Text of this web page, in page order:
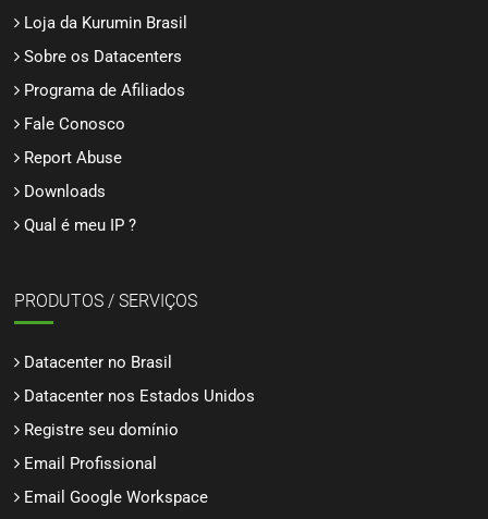
Loja da Kurumin Brasil
Sobre os Datacenters
Programa de Afiliados
Fale Conosco
Report Abuse
Downloads
Qual é meu IP ?
PRODUTOS / SERVIÇOS
Datacenter no Brasil
Datacenter nos Estados Unidos
Registre seu domínio
Email Profissional
Email Google Workspace